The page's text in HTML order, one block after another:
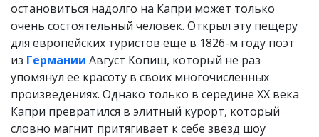
остановиться надолго на Капри может только
очень состоятельный человек. Открыл эту пещеру
для европейских туристов еще в 1826-м году поэт
из Германии Август Копиш, который не раз
упомянул ее красоту в своих многочисленных
произведениях. Однако только в середине XX века
Капри превратился в элитный курорт, который
словно магнит притягивает к себе звезд шоу